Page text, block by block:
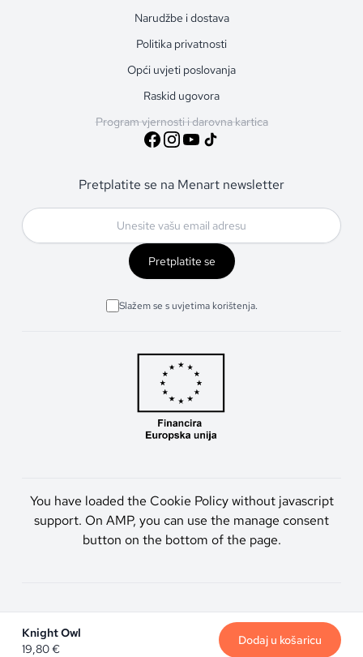
Knight Owl
19,80€
Dodaj u košaricu
Narudžbe i dostava
Politika privatnosti
Opći uvjeti poslovanja
Raskid ugovora
Program vjernosti i darovna kartica
Pretplatite se na Menart newsletter
Pretplatite se
Slažem se s uvjetima korištenja.
You have loaded the Cookie Policy without javascript
support. On AMP, you can use the manage consent
button on the bottom of the page.
Artmen d.o.o. © 2026. Sva prava pridržana.